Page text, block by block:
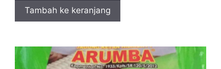
Tambah ke keranjang